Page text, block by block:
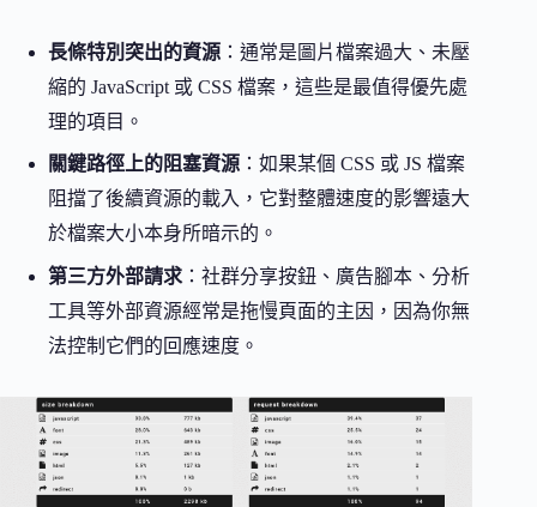
長條特別突出的資源 ：通常是圖片檔案過大、未壓
縮的 JavaScript 或 CSS 檔案，這些是最值得優先處
理的項目。
關鍵路徑上的阻塞資源 ：如果某個 CSS 或 JS 檔案
阻擋了後續資源的載入，它對整體速度的影響遠大
於檔案大小本身所暗示的。
第三方外部請求 ：社群分享按鈕、廣告腳本、分析
工具等外部資源經常是拖慢頁面的主因，因為你無
法控制它們的回應速度。